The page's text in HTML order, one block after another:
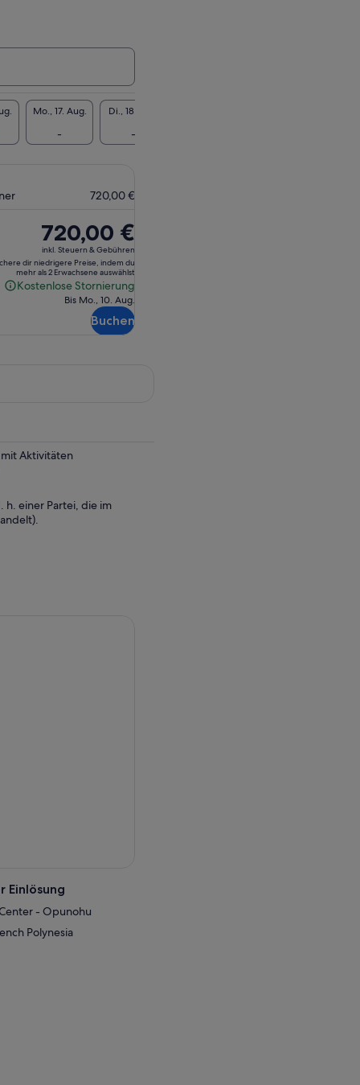
Mo., 17. Aug.
-
Di., 18. Aug.
-
720,00 €
Der
Preis
beträgt
720,00 €
720,00 €
inkl. Steuern & Gebühren
dir niedrigere Preise, indem du
mehr als 2 Erwachsene auswählst
Kostenlose Stornierung
Kostenlose
Bis Mo., 10. Aug.
Buchen
Aktivitäten
einer Partei, die im
- Opunohu
Polynesia